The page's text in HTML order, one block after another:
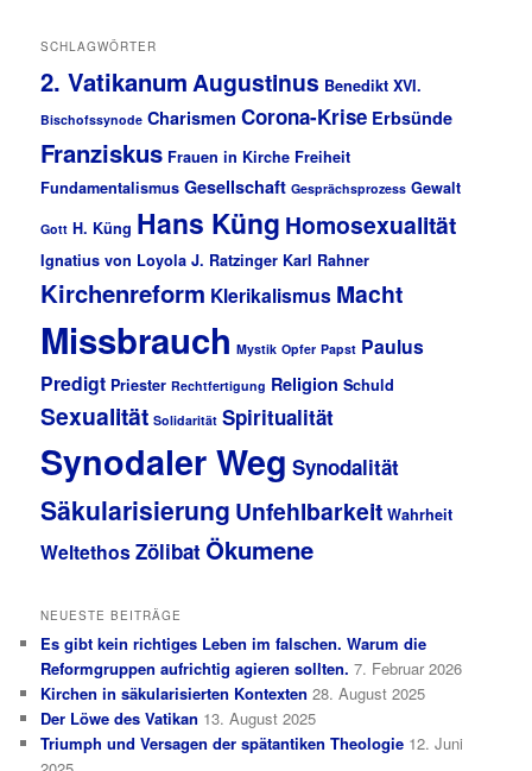
SCHLAGWÖRTER
2. Vatikanum Augustinus Benedikt XVI.
Bischofssynode Charismen Corona-Krise Erbsünde
Franziskus Frauen in Kirche Freiheit
Fundamentalismus Gesellschaft Gesprächsprozess Gewalt
Gott H. Küng Hans Küng Homosexualität
Ignatius von Loyola J. Ratzinger Karl Rahner
Kirchenreform Klerikalismus Macht
Missbrauch Mystik Opfer Papst Paulus
Predigt Priester Rechtfertigung Religion Schuld
Sexualität Solidarität Spiritualität
Synodaler Weg Synodalität
Säkularisierung Unfehlbarkeit Wahrheit
WeltethosZölibatÖkumene
NEUESTE BEITRÄGE
Es gibt kein richtiges Leben im falschen. Warum die
Reformgruppen aufrichtig agieren sollten. 7. Februar 2026
Kirchen in säkularisierten Kontexten 28. August 2025
Der Löwe des Vatikan 13. August 2025
Triumph und Versagen der spätantiken Theologie 12. Juni